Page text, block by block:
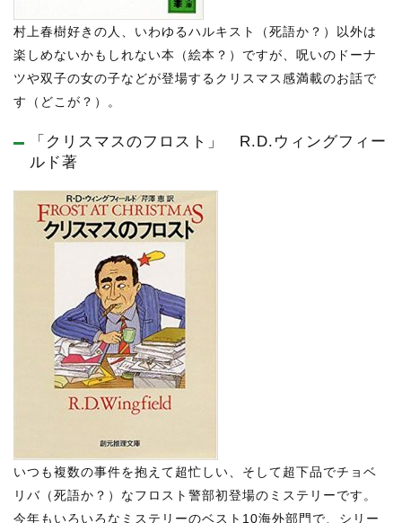
村上春樹好きの人、いわゆるハルキスト（死語か？）以外は
楽しめないかもしれない本（絵本？）ですが、呪いのドーナ
ツや双子の女の子などが登場するクリスマス感満載のお話で
す（どこが？）。
「クリスマスのフロスト」 R.D.ウィングフィー
ルド著
いつも複数の事件を抱えて超忙しい、そして超下品でチョベ
リバ（死語か？）なフロスト警部初登場のミステリーです。
今年もいろいろなミステリーのベスト10海外部門で、シリー